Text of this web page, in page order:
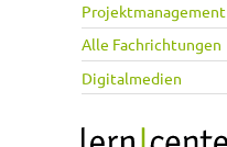
Projektmanagement
Alle Fachrichtungen
Digitalmedien